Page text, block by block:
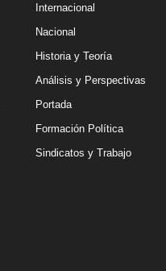
Internacional
Nacional
Historia y Teoría
Análisis y Perspectivas
Portada
Formación Política
Sindicatos y Trabajo